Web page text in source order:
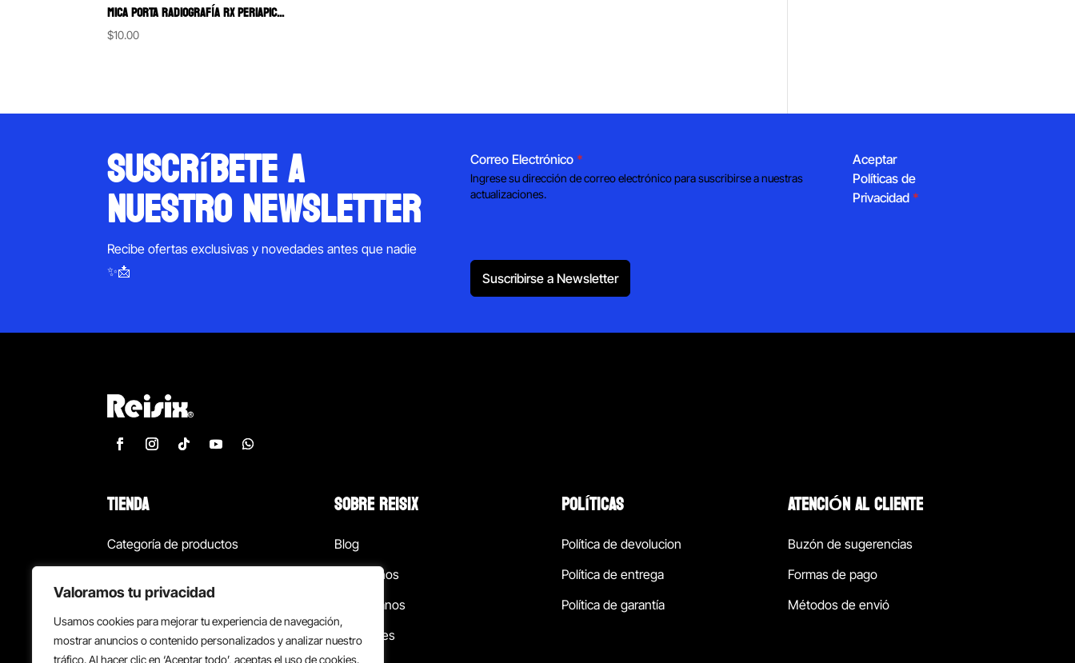
Valoramos tu privacidad
Usamos cookies para mejorar tu experiencia de navegación,
mostrar anuncios o contenido personalizados y analizar nuestro
tráfico. Al hacer clic en ‘Aceptar todo’, aceptas el uso de cookies.
MICA PORTA RADIOGRAFÍA RX PERIAPICAL 14 ESPACIOS
$10.00
suscríbete a
nuestro newsletter
Recibe ofertas exclusivas y novedades antes que nadie
✨📩
Correo Electrónico *
Ingrese su dirección de correo electrónico para suscribirse a nuestras
actualizaciones.
Aceptar
Políticas de
Privacidad *
Suscribirse a Newsletter
TIENDA
Categoría de productos
¡Las mejores ofertas!
Back to school
SOBRE REISIX
Blog
Conócenos
Contáctanos
Sucursales
POLÍTICAS
Política de devolucion
Política de entrega
Política de garantía
ATENCIÓN AL CLIENTE
Buzón de sugerencias
Formas de pago
Métodos de envió